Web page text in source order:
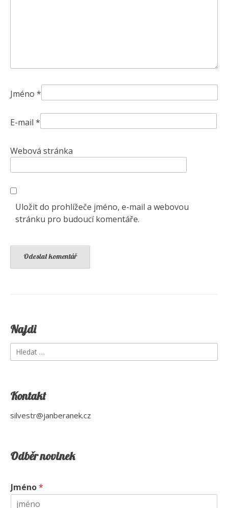
Jméno *
E-mail *
Webová stránka
Uložit do prohlížeče jméno, e-mail a webovou
stránku pro budoucí komentáře.
Najdi
Vyhledávání
Kontakt
silvestr@janberanek.cz
Odběr novinek
Jméno*